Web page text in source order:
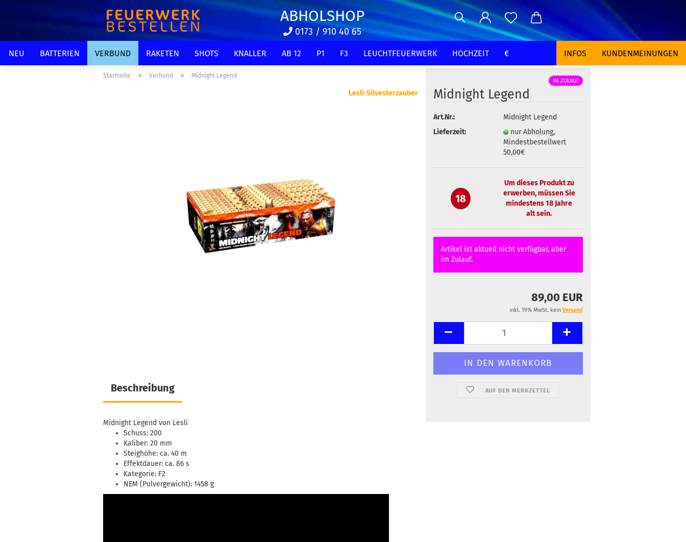
ABHOLSHOP
0173 / 910 40 65
NEU BATTERIEN VERBUND RAKETEN SHOTS KNALLER AB 12 P1 F3 LEUCHTFEUERWERK HOCHZEIT € INFOS KUNDENMEINUNGEN
Startseite » Verbund » Midnight Legend
Lesli-Silvesterzauber
IM ZULAUF
Midnight Legend
Art.Nr.:
Midnight Legend
Lieferzeit:
nur Abholung,
Mindestbestellwert
50,00€
18
Um dieses Produkt zu
erwerben, müssen Sie
mindestens 18 Jahre
alt sein.
Artikel ist aktuell nicht verfügbar, aber
im Zulauf.
89,00 EUR
inkl. 19% MwSt. kein Versand
AUF DEN MERKZETTEL
Beschreibung
Midnight Legend von Lesli
Schuss: 200
Kaliber: 20 mm
Steighöhe: ca. 40 m
Effektdauer: ca. 86 s
Kategorie: F2
NEM (Pulvergewicht): 1458 g